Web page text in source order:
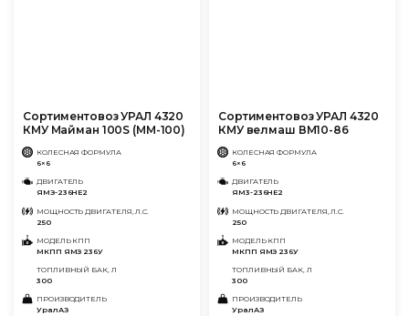
Сортиментовоз УРАЛ 4320
КМУ Майман 100S (ММ-100)
КОЛЕСНАЯ ФОРМУЛА
6×6
ДВИГАТЕЛЬ
ЯМЗ-236НЕ2
МОЩНОСТЬ ДВИГАТЕЛЯ, Л.С.
250
МОДЕЛЬ КПП
МКПП ЯМЗ 236У
ТОПЛИВНЫЙ БАК, Л
300
ПРОИЗВОДИТЕЛЬ
УралАЗ
Сортиментовоз УРАЛ 4320
КМУ велмаш ВМ10-86
КОЛЕСНАЯ ФОРМУЛА
6×6
ДВИГАТЕЛЬ
ЯМ3-236НЕ2
МОЩНОСТЬ ДВИГАТЕЛЯ, Л.С.
250
МОДЕЛЬ КПП
МКПП ЯМЗ 236У
ТОПЛИВНЫЙ БАК, Л
300
ПРОИЗВОДИТЕЛЬ
УралАЗ